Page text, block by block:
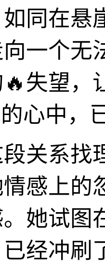
同在悬
一个无
失望，
心中，
关系找
感上的
她试图
经冲刷